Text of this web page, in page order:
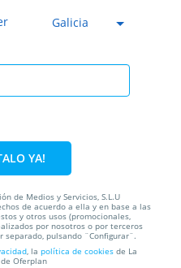
41,90€
fermentado barrica
Galicia
YA!
de Medios y Servicios, S.L.U
de acuerdo a ella y en base a las
y otros usos (promocionales,
por nosotros o por terceros
pulsando ¨Configurar¨.
, la política de cookies de La
de Oferplan